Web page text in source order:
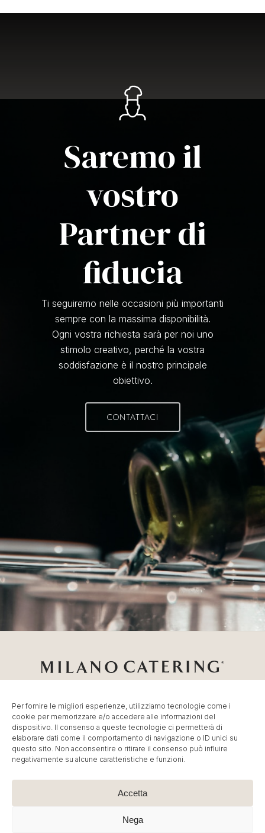
Per fornire le migliori esperienze, utilizziamo tecnologie come i
cookie per memorizzare e/o accedere alle informazioni del
dispositivo. Il consenso a queste tecnologie ci permetterà di
elaborare dati come il comportamento di navigazione o ID unici su
questo sito. Non acconsentire o ritirare il consenso può influire
negativamente su alcune caratteristiche e funzioni.
Accetta
Nega
Saremo il
vostro
Partner di
fiducia
Ti seguiremo nelle occasioni più importanti
sempre con la massima disponibilità.
Ogni vostra richiesta sarà per noi uno
stimolo creativo, perché la vostra
soddisfazione è il nostro principale
obiettivo.
CONTATTACI
Catering Milano Servizio diCatering per Fiere, Catering
Eventi Milano,Banqueting per Eventi Aziendali
© MC Group Srl Società Benefit – P.IVA IT13887790965
| P. Elio Adriano, 110 20128 Milano – Tel:
Privacy Policy